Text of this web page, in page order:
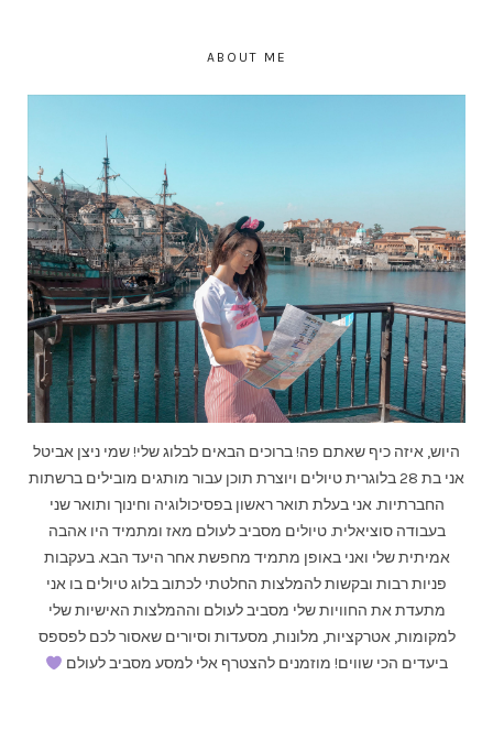
ABOUT ME
היוש, איזה כיף שאתם פה! ברוכים הבאים לבלוג שלי! שמי ניצן אביטל
אני בת 28 בלוגרית טיולים ויוצרת תוכן עבור מותגים מובילים ברשתות
החברתיות. אני בעלת תואר ראשון בפסיכולוגיה וחינוך ותואר שני
בעבודה סוציאלית. טיולים מסביב לעולם מאז ומתמיד היו אהבה
אמיתית שלי ואני באופן מתמיד מחפשת אחר היעד הבא. בעקבות
פניות רבות ובקשות להמלצות החלטתי לכתוב בלוג טיולים בו אני
מתעדת את החוויות שלי מסביב לעולם וההמלצות האישיות שלי
למקומות, אטרקציות, מלונות, מסעדות וסיורים שאסור לכם לפספס
ביעדים הכי שווים! מוזמנים להצטרף אלי למסע מסביב לעולם